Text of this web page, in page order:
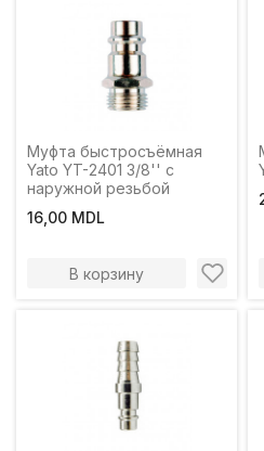
Муфта быстросъёмная
Yato YT-2401 3/8'' с
наружной резьбой
16,00 MDL
В корзину